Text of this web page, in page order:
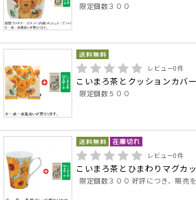
限定個数３００
レビュー0件
こいまろ茶とクッションカバー
限定個数５００
レビュー0件
こいまろ茶とひまわりマグカ
限定個数３００ 好評につき、販売